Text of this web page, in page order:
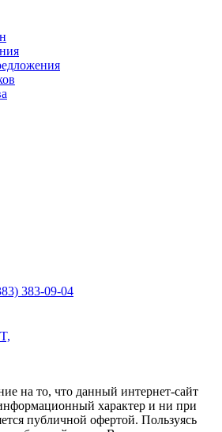
383-09-04
на то, что данный интернет-сайт
характер и ни при
публичной офертой. Пользуясь